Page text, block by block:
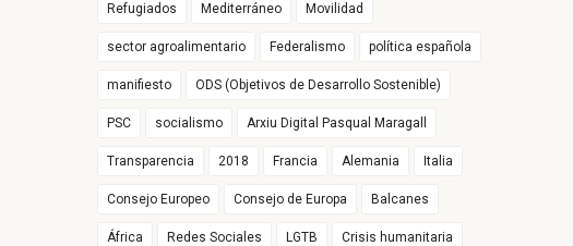
Refugiados Mediterráneo Movilidad
sector agroalimentario Federalismo política española
manifiesto ODS (Objetivos de Desarrollo Sostenible)
PSC socialismo Arxiu Digital Pasqual Maragall
Transparencia 2018 Francia Alemania Italia
Consejo Europeo Consejo de Europa Balcanes
África Redes Sociales LGTB Crisis humanitaria